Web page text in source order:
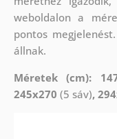
weboldalon a
pontos
állnak.
Méretek (cm):
245x270 (5 sáv),